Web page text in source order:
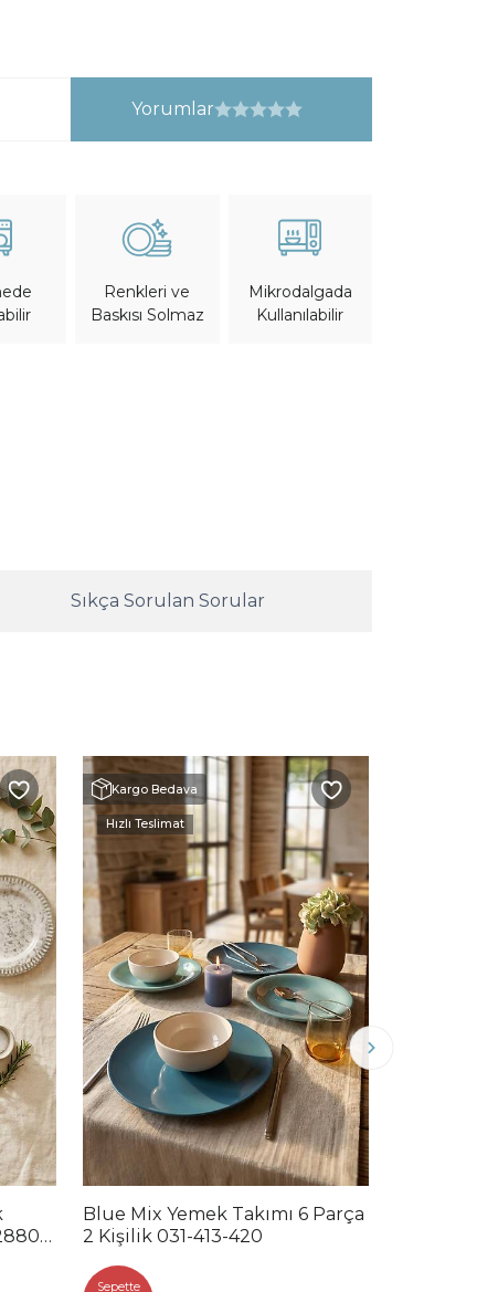
Yorumlar
Renkleri ve
Baskısı Solmaz
Mikrodalgada
Kullanılabilir
Sıkça Sorulan Sorular
Kargo Bedava
Hızlı Teslimat
Blue Mix Yemek Takımı 6 Parça
2 Kişilik 031-413-420
Sepette